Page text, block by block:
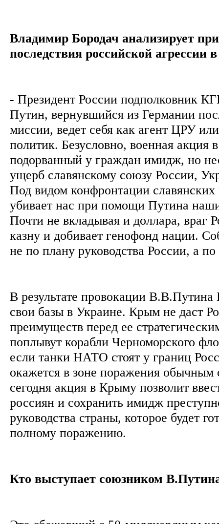
Владимир Бородач анализирует
последствия российской агрессии
- Президент России подполковник
Путин, вернувшийся из Германии
миссии, ведет себя как агент ЦРУ
политик. Безусловно, военная акция
подорванный у граждан имидж, но
ущерб славянскому союзу России,
Под видом конфронтации
убивает нас при помощи Путина
Почти не вкладывая и доллара, враг
казну и добивает генофонд нации.
не по плану руководства России, а
В результате провокации
свои базы в Украине. Крым не даст
преимуществ перед ее
поплывут корабли Черноморского
если танки НАТО стоят у границ
окажется в зоне поражения обычным
сегодня акция в Крыму позволит
россиян и сохранить имидж
руководства страны, которое будет
полному поражению.
Кто выступает союзником